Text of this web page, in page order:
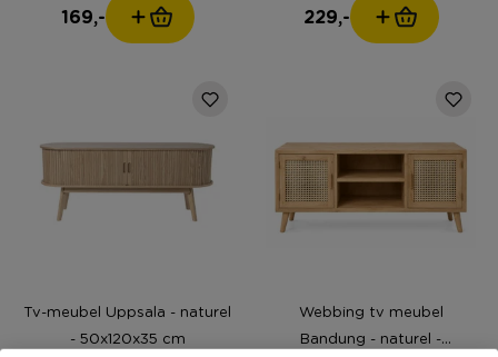
169,- 229,-
Tv-meubel Uppsala - naturel
- 50x120x35 cm
Webbing tv meubel
Bandung - naturel -